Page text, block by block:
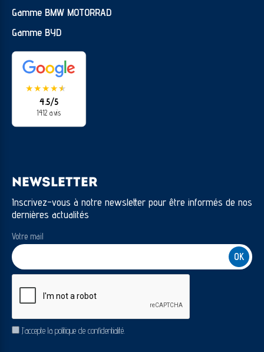
Gamme BMW MOTORRAD
Gamme BYD
★★★★★
★
4.5/5
1412 avis
NEWSLETTER
Inscrivez-vous à notre newsletter pour être informés de nos
dernières actualités
Votre mail
RGPDJ’accepte la politique de confidentialité.